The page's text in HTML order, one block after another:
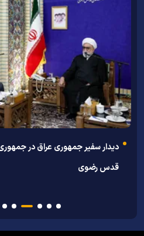
عراق در جمهوری اسلامی ایران با تولیت